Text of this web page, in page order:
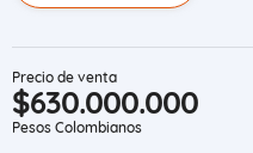
Precio de venta
$630.000.000
Pesos Colombianos